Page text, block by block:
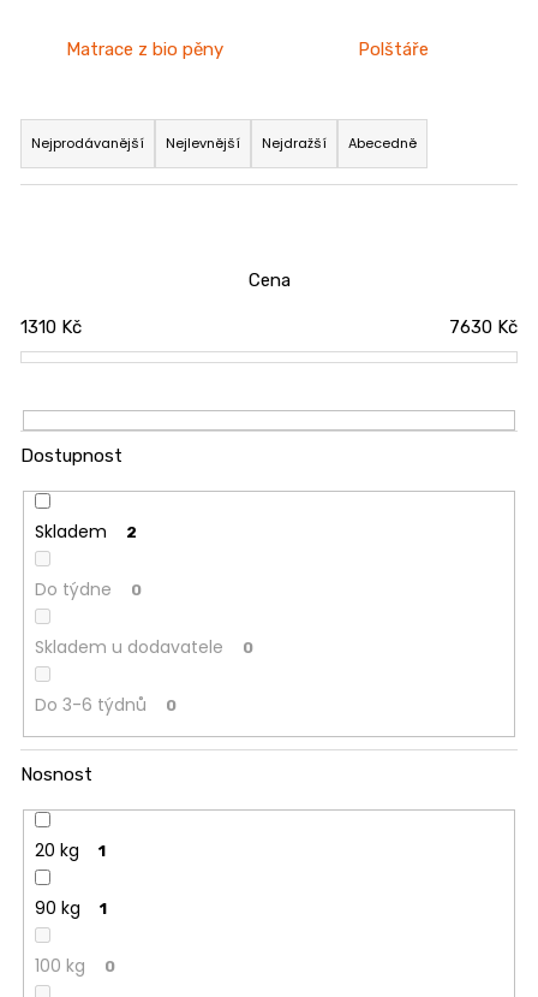
Matrace z bio pěny Polštáře
Ř
a
z
r
o
u
k
t
ů
Nejprodávanější Nejlevnější Nejdražší Abecedně
Cena
1310 Kč 7630 Kč
Dostupnost
Skladem 2
Do týdne 0
Skladem u dodavatele 0
Do 3-6 týdnů 0
Nosnost
20 kg 1
90 kg 1
100 kg 0
JÍDELNÍ
STŮL
TOKIO
20
090